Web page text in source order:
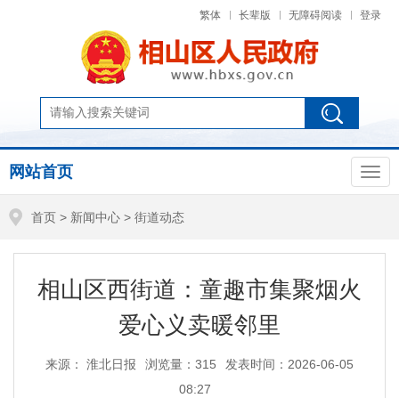
繁体 长辈版 无障碍阅读 登录
网站首页
首页 > 新闻中心 > 街道动态
相山区西街道：童趣市集聚烟火
爱心义卖暖邻里
来源： 淮北日报 浏览量： 315
发表时间：2026-06-05
08:27